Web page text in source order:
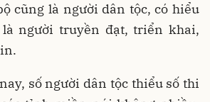
cũng là người dân tộc, có hiểu
người truyền đạt, triển khai,
số người dân tộc thiểu số thi